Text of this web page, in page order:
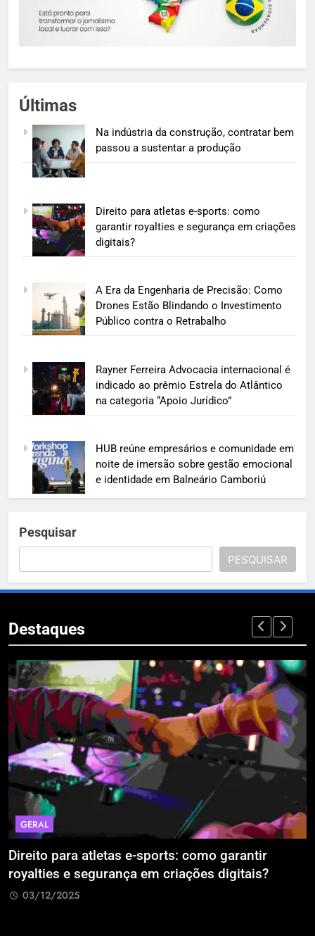
Últimas
Na indústria da construção, contratar bem
passou a sustentar a produção
Direito para atletas e-sports: como
garantir royalties e segurança em criações
digitais?
A Era da Engenharia de Precisão: Como
Drones Estão Blindando o Investimento
Público contra o Retrabalho
Rayner Ferreira Advocacia internacional é
indicado ao prêmio Estrela do Atlântico
na categoria “Apoio Jurídico”
HUB reúne empresários e comunidade em
noite de imersão sobre gestão emocional
e identidade em Balneário Camboriú
Pesquisar
PESQUISAR
Destaques
GERAL
Direito para atletas e-sports: como garantir
royalties e segurança em criações digitais?
03/12/2025